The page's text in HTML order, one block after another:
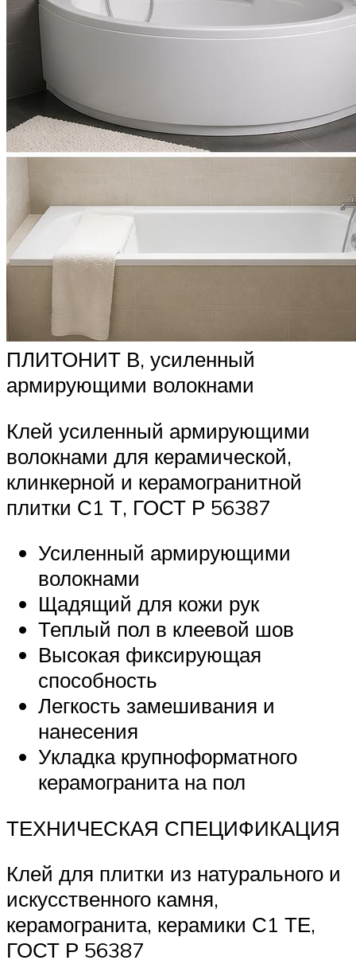
ПЛИТОНИТ В, усиленный
армирующими волокнами
Клей усиленный армирующими
волокнами для керамической,
клинкерной и керамогранитной
плитки С1 Т, ГОСТ Р 56387
Усиленный армирующими
волокнами
Щадящий для кожи рук
Теплый пол в клеевой шов
Высокая фиксирующая
способность
Легкость замешивания и
нанесения
Укладка крупноформатного
керамогранита на пол
ТЕХНИЧЕСКАЯ СПЕЦИФИКАЦИЯ
Клей для плитки из натурального и
искусственного камня,
керамогранита, керамики С1 ТЕ,
ГОСТ Р 56387